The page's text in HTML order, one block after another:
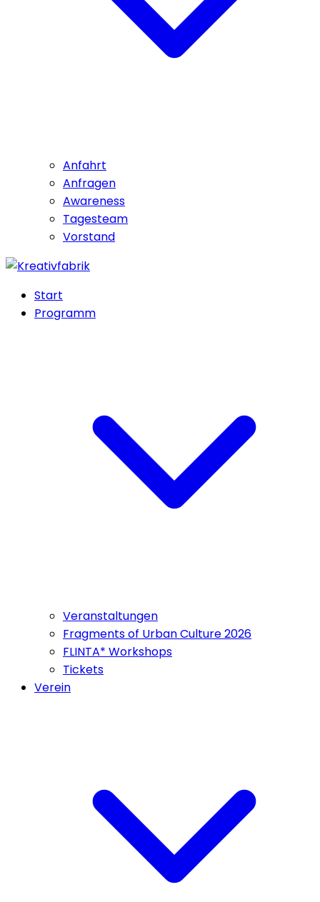
Anfahrt
Anfragen
Awareness
Tagesteam
Vorstand
Start
Programm
Veranstaltungen
Fragments of Urban Culture 2026
FLINTA* Workshops
Tickets
Verein